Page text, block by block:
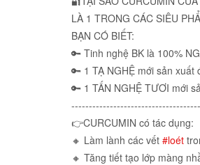
LÀ 1 TRONG CÁC SIÊU
BẠN CÓ BIẾT:
🔑 Tinh nghệ BK là 100%
🔑 1 TẠ NGHỆ mới sản
🔑 1 TẤN NGHỆ TƯƠI mới
👉CURCUMIN có tác dụng:
🔸 Làm lành các vết #loét
🔸 Tăng tiết tạo lớp màng